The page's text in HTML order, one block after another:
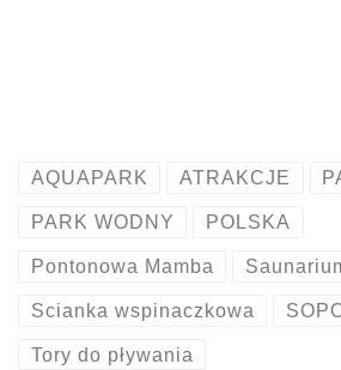
AQUAPARK ATRAKCJE
PARK WODNY POLSKA
Pontonowa Mamba
Scianka wspinaczkowa
Tory do pływania